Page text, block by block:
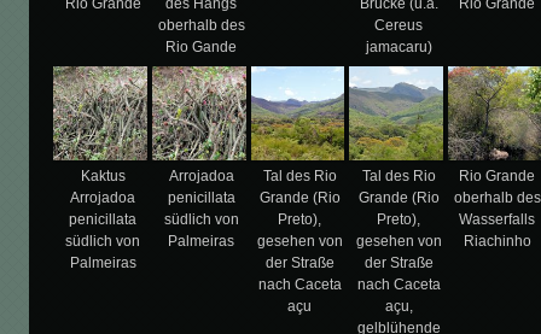
Rio Grande
des Hangs
oberhalb des
Rio Gande
Brücke (u.a.
Cereus
jamacaru)
Rio Grande
Kaktus
Arrojadoa
penicillata
südlich von
Palmeiras
Arrojadoa
penicillata
südlich von
Palmeiras
Tal des Rio
Grande (Rio
Preto),
gesehen von
der Straße
nach Caceta
açu
Tal des Rio
Grande (Rio
Preto),
gesehen von
der Straße
nach Caceta
açu,
gelblühende
Rio Grande
oberhalb des
Wasserfalls
Riachinho